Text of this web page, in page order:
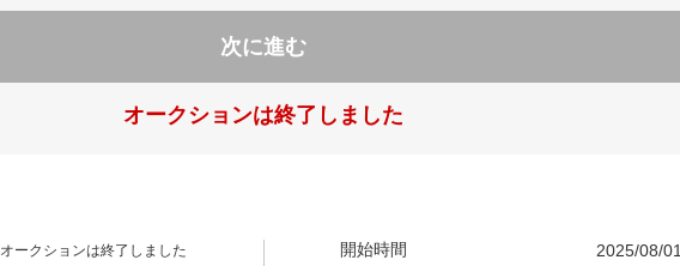
次に進む
オークションは終了しました
オークションは終了しました 開始時間 2025/08/01